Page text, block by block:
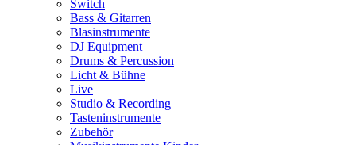
Switch
Bass & Gitarren
Blasinstrumente
DJ Equipment
Drums & Percussion
Licht & Bühne
Live
Studio & Recording
Tasteninstrumente
Zubehör